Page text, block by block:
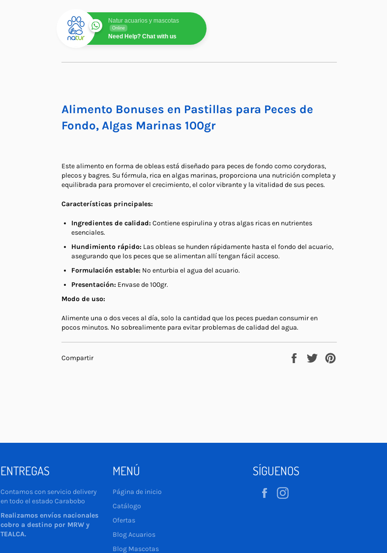
Natur acuarios y mascotas
Online
Need Help? Chat with us
Alimento Bonuses en Pastillas para Peces de
Fondo, Algas Marinas 100gr
Este alimento en forma de obleas está diseñado para peces de fondo como corydoras,
plecos y bagres. Su fórmula, rica en algas marinas, proporciona una nutrición completa y
equilibrada para promover el crecimiento, el color vibrante y la vitalidad de sus peces.
Características principales:
Ingredientes de calidad: Contiene espirulina y otras algas ricas en nutrientes
esenciales.
Hundimiento rápido: Las obleas se hunden rápidamente hasta el fondo del acuario,
asegurando que los peces que se alimentan allí tengan fácil acceso.
Formulación estable: No enturbia el agua del acuario.
Presentación: Envase de 100gr.
Modo de uso:
Alimente una o dos veces al día, solo la cantidad que los peces puedan consumir en
pocos minutos. No sobrealimente para evitar problemas de calidad del agua.
Compartir
Compartir
Tuitear
ENTREGAS
Contamos con servicio delivery
en todo el estado Carabobo
Realizamos envíos nacionales
cobro a destino por MRW y
TEALCA.
MENÚ
Página de inicio
Catálogo
Ofertas
Blog Acuarios
Blog Mascotas
SÍGUENOS
Facebook